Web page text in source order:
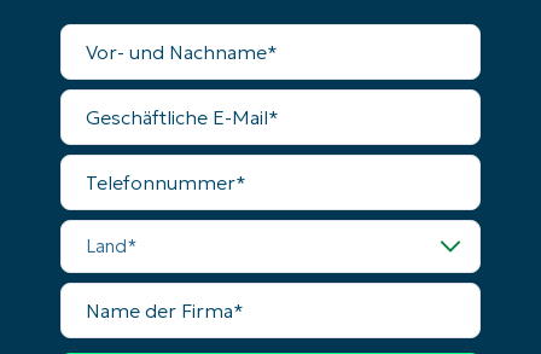
Vollständiger
Name
Geschäftliche
Mail
Telefonnummer
Land
Name
der
Firma